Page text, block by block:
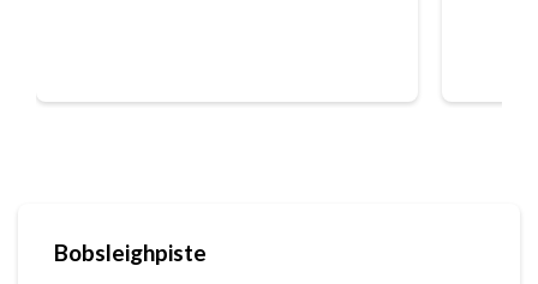
Bobsleighpiste